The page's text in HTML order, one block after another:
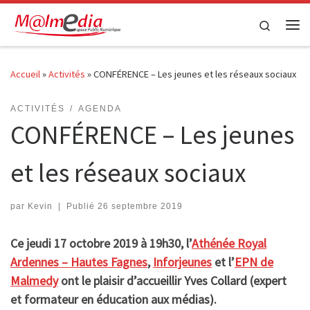
Passer au contenu
Search
Accueil»Activités »CONFÉRENCE – Les jeunes et les réseaux sociaux
ACTIVITÉS AGENDA
CONFÉRENCE – Les jeunes
et les réseaux sociaux
par Kevin | Publié 26 septembre 2019
Ce jeudi 17 octobre 2019 à 19h30, l’Athénée Royal
Ardennes – Hautes Fagnes, Inforjeunes et l’EPN de
Malmedyont le plaisir d’accueillir Yves Collard (expert
et formateur en éducation aux médias).